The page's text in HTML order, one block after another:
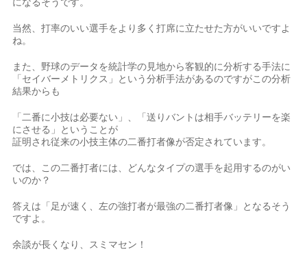
当然、打率のいい選手をより多く打席に立たせた方がいいですよ
ね。
また、野球のデータを統計学の見地から客観的に分析する手法に
「セイバーメトリクス」という分析手法があるのですがこの分析
結果からも
「二番に小技は必要ない」、「送りバントは相手バッテリーを楽
にさせる」ということが
証明され従来の小技主体の二番打者像が否定されています。
では、この二番打者には、どんなタイプの選手を起用するのがい
いのか？
答えは「足が速く、左の強打者が最強の二番打者像」となるそう
ですよ。
余談が長くなり、スミマセン！